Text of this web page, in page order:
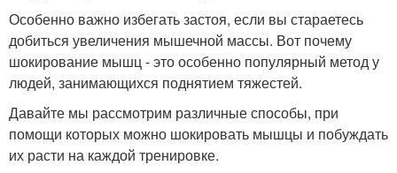
Особенно важно избегать застоя, если вы стараетесь
добиться увеличения мышечной массы. Вот почему
шокирование мышц - это особенно популярный метод у
людей, занимающихся поднятием тяжестей.
Давайте мы рассмотрим различные способы, при
помощи которых можно шокировать мышцы и побуждать
их расти на каждой тренировке.